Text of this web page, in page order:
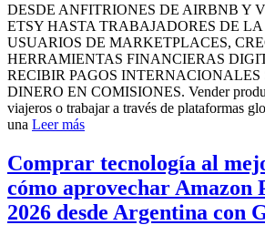
DESDE ANFITRIONES DE AIRBNB Y
ETSY HASTA TRABAJADORES DE
USUARIOS DE MARKETPLACES,
HERRAMIENTAS FINANCIERAS
RECIBIR PAGOS INTERNACIONALES
DINERO EN COMISIONES. Vender
viajeros o trabajar a través de plataformas
una Leer más
Comprar tecnología al
cómo aprovechar Amazon
2026 desde Argentina con